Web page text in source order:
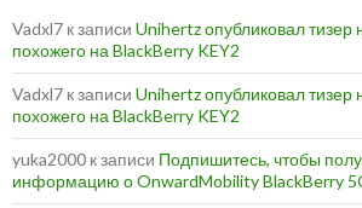
Vadxl7 к записи Unihertz опубликовал тизер
похожего на BlackBerry KEY2
Vadxl7 к записи Unihertz опубликовал тизер
похожего на BlackBerry KEY2
yuka2000 к записи Подпишитесь, чтобы
информацию о OnwardMobility BlackBerry